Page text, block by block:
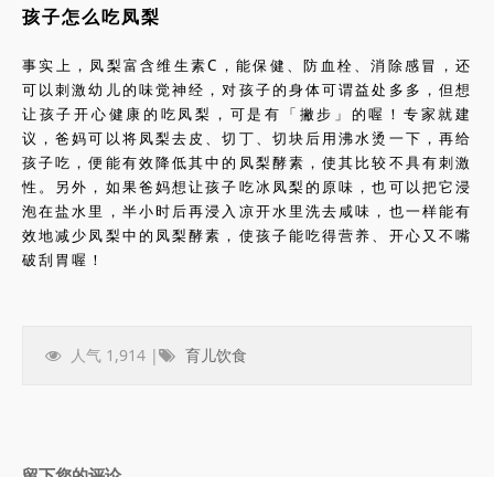
孩子怎么吃凤梨
事实上，凤梨富含维生素C，能保健、防血栓、消除感冒，还
可以刺激幼儿的味觉神经，对孩子的身体可谓益处多多，但想
让孩子开心健康的吃凤梨，可是有「撇步」的喔！专家就建
议，爸妈可以将凤梨去皮、切丁、切块后用沸水烫一下，再给
孩子吃，便能有效降低其中的凤梨酵素，使其比较不具有刺激
性。另外，如果爸妈想让孩子吃冰凤梨的原味，也可以把它浸
泡在盐水里，半小时后再浸入凉开水里洗去咸味，也一样能有
效地减少凤梨中的凤梨酵素，使孩子能吃得营养、开心又不嘴
破刮胃喔！
人气 1,914 | 育儿饮食